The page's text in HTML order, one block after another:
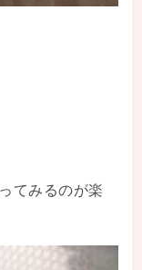
てみるのが楽